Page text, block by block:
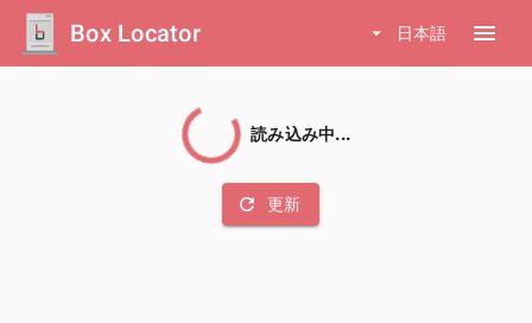
Box Locator arrow_drop_down 日本語 menu
読み込み中...
refresh 更新